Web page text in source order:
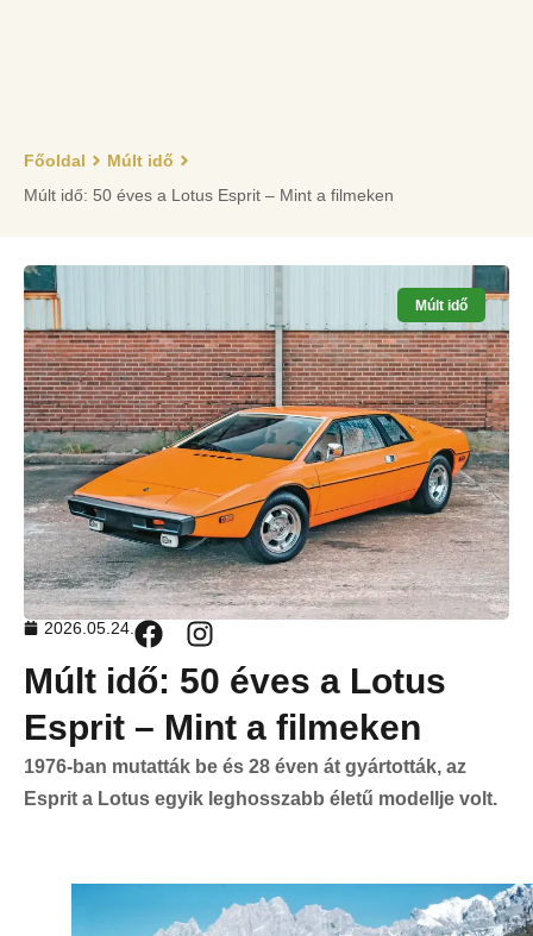
Főoldal
Múlt idő
Múlt idő: 50 éves a Lotus Esprit – Mint a filmeken
Múlt idő
2026.05.24.
Múlt idő: 50 éves a Lotus
Esprit – Mint a filmeken
1976-ban mutatták be és 28 éven át gyártották, az
Esprit a Lotus egyik leghosszabb életű modellje volt.